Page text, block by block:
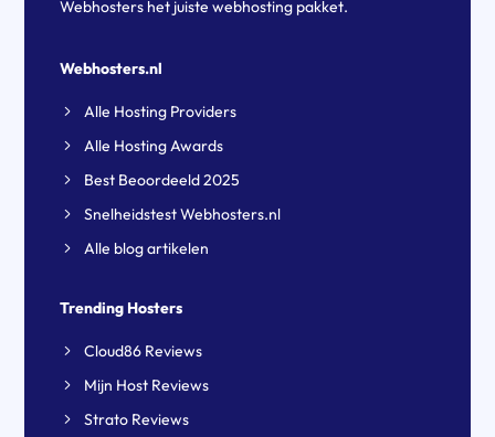
Webhosters het juiste webhosting pakket.
Webhosters.nl
Alle Hosting Providers
Alle Hosting Awards
Best Beoordeeld 2025
Snelheidstest Webhosters.nl
Alle blog artikelen
Trending Hosters
Cloud86 Reviews
Mijn Host Reviews
Strato Reviews